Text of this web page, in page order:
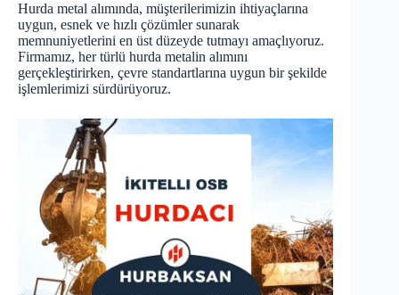
Hurda metal alımında, müşterilerimizin ihtiyaçlarına
uygun, esnek ve hızlı çözümler sunarak
memnuniyetlerini en üst düzeyde tutmayı amaçlıyoruz.
Firmamız, her türlü hurda metalin alımını
gerçekleştirirken, çevre standartlarına uygun bir şekilde
işlemlerimizi sürdürüyoruz.